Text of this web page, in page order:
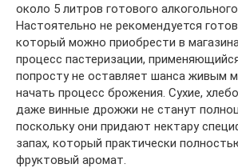
около 5 литров готового
Настоятельно не рекомендуется
который можно приобрести в
процесс пастеризации,
попросту не оставляет шанса живым
начать процесс брожения. Сухие,
даже винные дрожжи не станут
поскольку они придают нектару
запах, который практически
фруктовый аромат.